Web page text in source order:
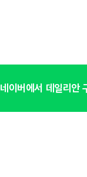
네이버에서 데일리안